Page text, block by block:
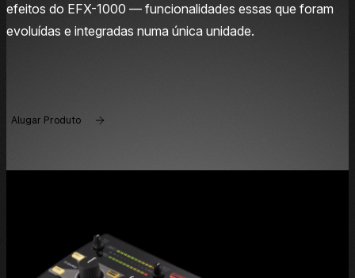
efeitos do EFX-1000 — funcionalidades essas que foram
evoluídas e integradas numa única unidade.
Alugar Produto